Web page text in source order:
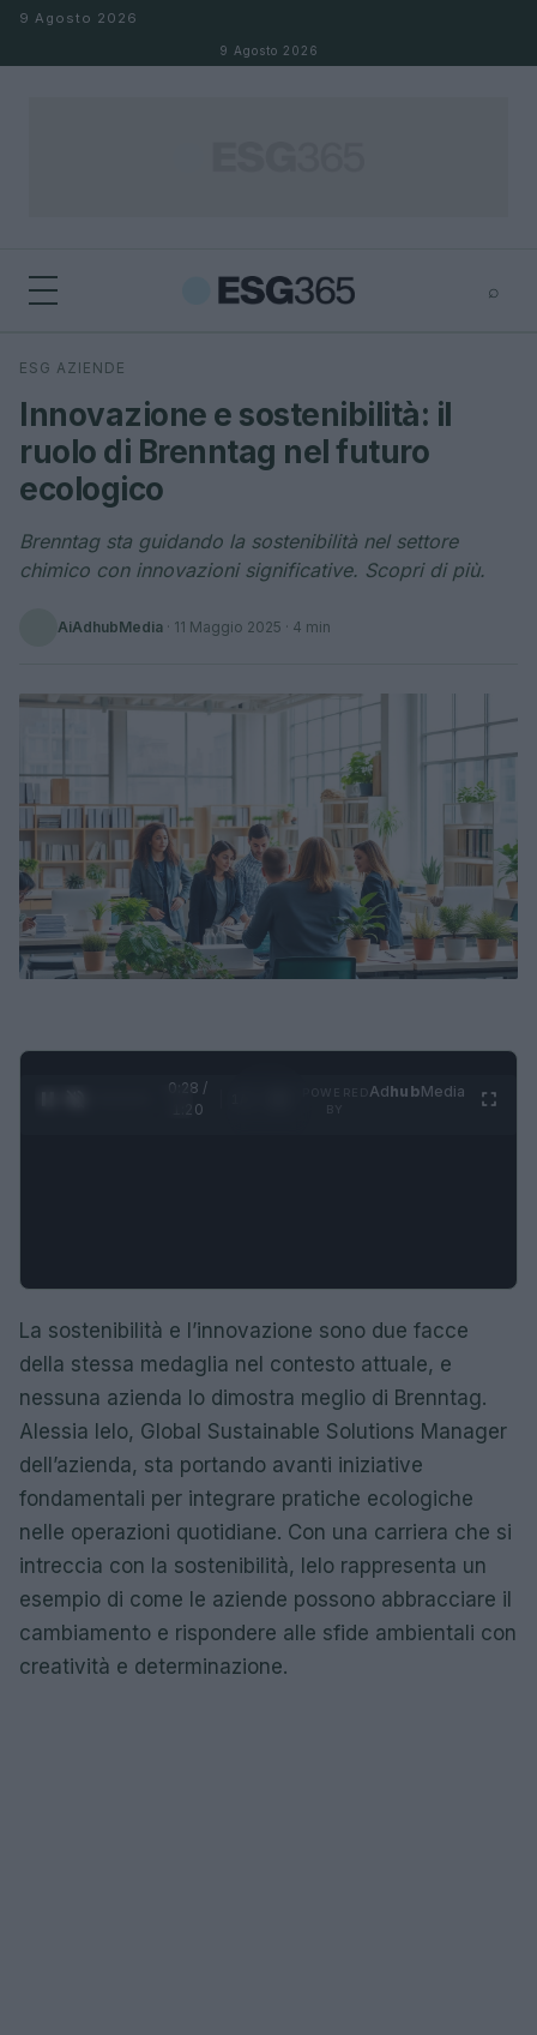
Salta al contenuto
9 Agosto 2026
9 Agosto 2026
⌕
Cerca
ESG AZIENDE
Innovazione e sostenibilità: il
ruolo di Brenntag nel futuro
ecologico
Brenntag sta guidando la sostenibilità nel settore
chimico con innovazioni significative. Scopri di più.
AiAdhubMedia · 11 Maggio 2025 · 4 min
0:29 /
1:20
AdhubMedia
La sostenibilità e l’innovazione sono due facce
della stessa medaglia nel contesto attuale, e
nessuna azienda lo dimostra meglio di Brenntag.
Alessia Ielo, Global Sustainable Solutions Manager
dell’azienda, sta portando avanti iniziative
fondamentali per integrare pratiche ecologiche
nelle operazioni quotidiane. Con una carriera che si
intreccia con la sostenibilità, Ielo rappresenta un
esempio di come le aziende possono abbracciare il
cambiamento e rispondere alle sfide ambientali con
creatività e determinazione.